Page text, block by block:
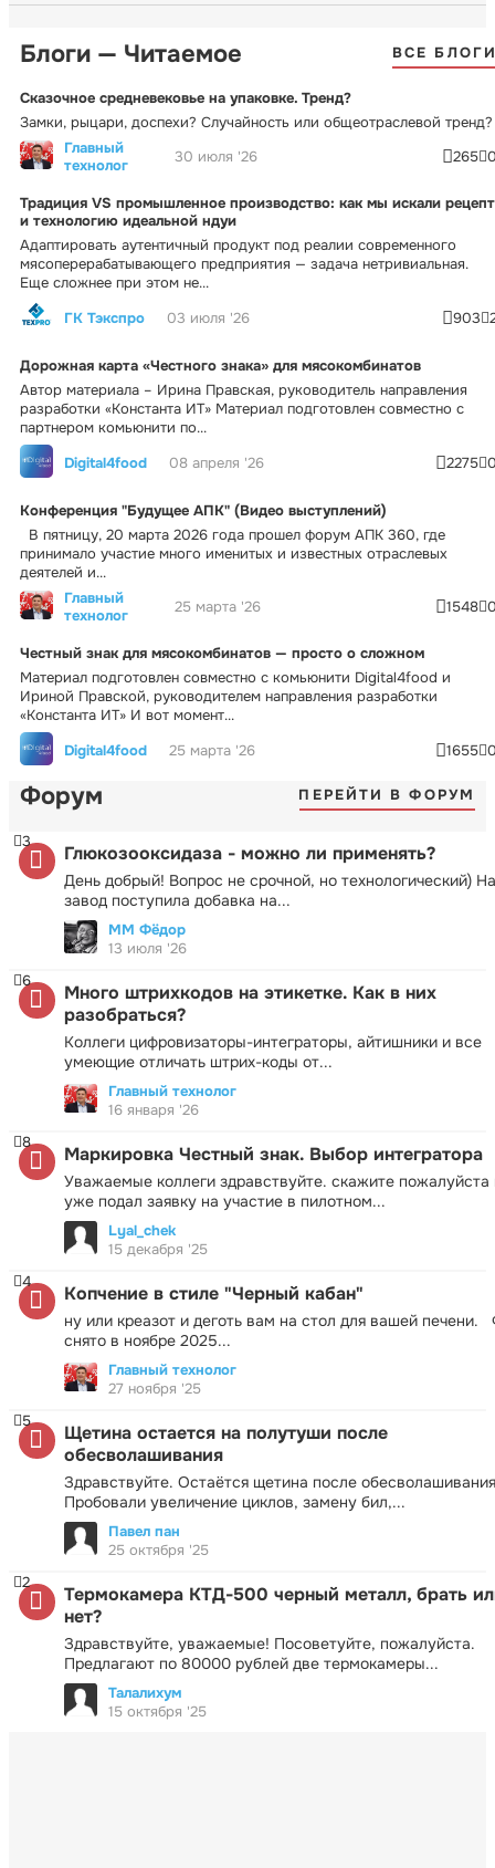
Блоги — Читаемое ВСЕ
Сказочное средневековье на упаковке. Тренд?
Замки, рыцари, доспехи? Случайность или общеотраслевой тренд?
Главный
технолог
30 июля '26 265
Традиция VS промышленное производство: как мы искали рецепт
и технологию идеальной ндуи
Адаптировать аутентичный продукт под реалии современного
мясоперерабатывающего предприятия — задача нетривиальная.
Еще сложнее при этом не...
ГК Тэкспро
03 июля '26 903
Дорожная карта «Честного знака» для мясокомбинатов
Автор материала – Ирина Правская, руководитель направления
разработки «Константа ИТ» Материал подготовлен совместно с
партнером комьюнити по...
Digital4food
08 апреля '26 2275
Конференция "Будущее АПК" (Видео выступлений)
В пятницу, 20 марта 2026 года прошел форум АПК 360, где
принимало участие много именитых и известных отраслевых
деятелей и...
Главный
технолог
25 марта '26 1548
Честный знак для мясокомбинатов — просто о сложном
Материал подготовлен совместно с комьюнити Digital4food и
Ириной Правской, руководителем направления разработки
«Константа ИТ» И вот момент...
Digital4food
25 марта '26 1655
Форум ПЕРЕЙТИ В ФОРУМ
Глюкозооксидаза - можно ли применять?
День добрый! Вопрос не срочной, но технологический) На
завод поступила добавка на...
3
ММ Фёдор
13 июля '26
Много штрихкодов на этикетке. Как в них
разобраться?
Коллеги цифровизаторы-интеграторы, айтишники и все
умеющие отличать штрих-коды от...
6
Главный технолог
16 января '26
Маркировка Честный знак. Выбор интегратора
Уважаемые коллеги здравствуйте. скажите пожалуйста
уже подал заявку на участие в пилотном...
8
Lyal_chek
15 декабря '25
Копчение в стиле "Черный кабан"
ну или креазот и деготь вам на стол для вашей печени.
снято в ноябре 2025...
4
Главный технолог
27 ноября '25
Щетина остается на полутуши после
обесволашивания
Здравствуйте. Остаётся щетина после
Пробовали увеличение циклов, замену бил,...
5
Павел пан
25 октября '25
Термокамера КТД-500 черный металл, брать
нет?
Здравствуйте, уважаемые! Посоветуйте, пожалуйста.
Предлагают по 80000 рублей две термокамеры...
2
Талалихум
15 октября '25